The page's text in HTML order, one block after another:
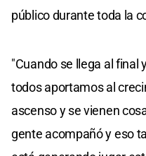
público durante toda la
"Cuando se llega al final
todos aportamos al
ascenso y se vienen
gente acompañó y eso